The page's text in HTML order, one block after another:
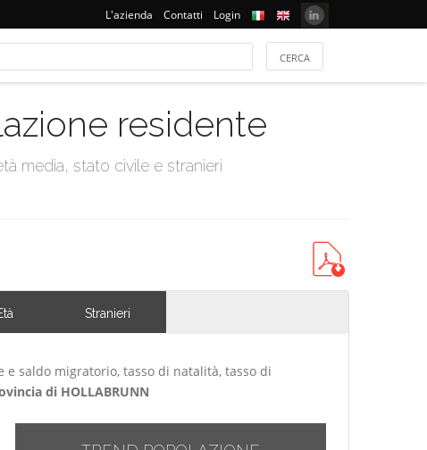
L'azienda Contatti Login
residente
media, stato civile e stranieri
Stranieri
saldo migratorio, tasso di natalità, tasso di
di HOLLABRUNN